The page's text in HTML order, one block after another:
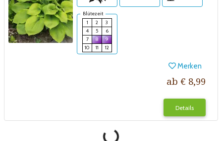
Blütezeit
1
2
3
4
5
6
7
8
9
10
11 12
Merken
ab € 8,99
Details